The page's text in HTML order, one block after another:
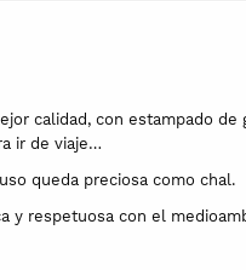
calidad, con estampado
ir de viaje…
queda preciosa como chal.
y respetuosa con el